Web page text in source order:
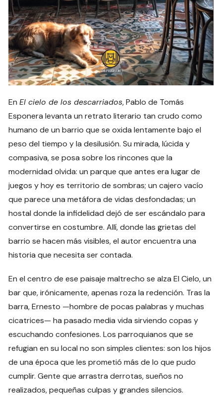
EnEl cielo de los descarriados, Pablo de Tomás
Esponera levanta un retrato literario tan crudo como
humano de un barrio que se oxida lentamente bajo el
peso del tiempo y la desilusión. Su mirada, lúcida y
compasiva, se posa sobre los rincones que la
modernidad olvida: un parque que antes era lugar de
juegos y hoy es territorio de sombras; un cajero vacío
que parece una metáfora de vidas desfondadas; un
hostal donde la infidelidad dejó de ser escándalo para
convertirse en costumbre. Allí, donde las grietas del
barrio se hacen más visibles, el autor encuentra una
historia que necesita ser contada.
En el centro de ese paisaje maltrecho se alza El Cielo, un
bar que, irónicamente, apenas roza la redención. Tras la
barra, Ernesto —hombre de pocas palabras y muchas
cicatrices— ha pasado media vida sirviendo copas y
escuchando confesiones. Los parroquianos que se
refugian en su local no son simples clientes: son los hijos
de una época que les prometió más de lo que pudo
cumplir. Gente que arrastra derrotas, sueños no
realizados, pequeñas culpas y grandes silencios.